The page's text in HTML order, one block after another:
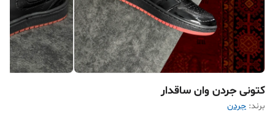
کتونی جردن وان ساقدار
برند: جردن